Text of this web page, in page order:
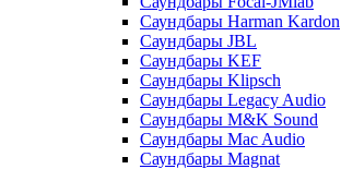
Саундбары Harman Kardon
Саундбары JBL
Саундбары KEF
Саундбары Klipsch
Саундбары Legacy Audio
Саундбары M&K Sound
Саундбары Mac Audio
Саундбары Magnat